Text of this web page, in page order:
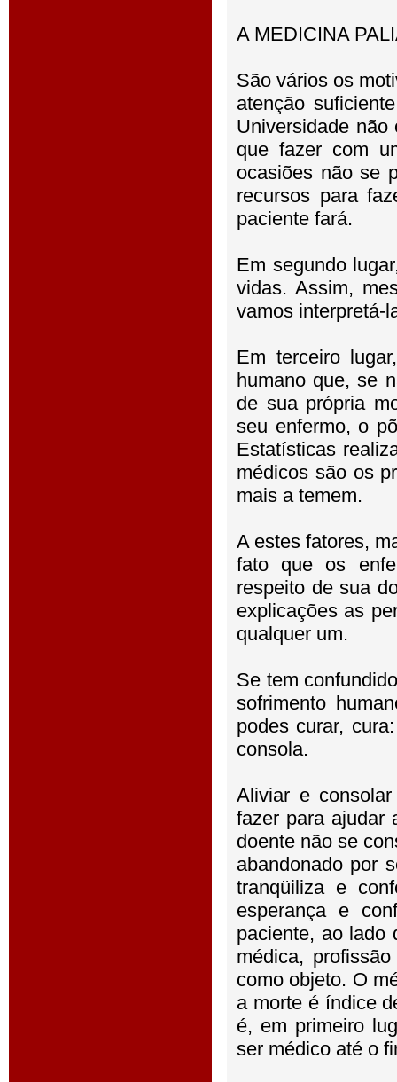
A MEDICINA
São vários os
atenção
Universidade
que fazer com
ocasiões não se
recursos para
paciente fará.
Em segundo
vidas. Assim,
vamos interpretá-
Em terceiro
humano que, se
de sua própria
seu enfermo, o
Estatísticas
médicos são os
mais a temem.
A estes fatores,
fato que os
respeito de sua
explicações as
qualquer um.
Se tem
sofrimento
podes curar,
consola.
Aliviar e
fazer para ajudar
doente não se
abandonado por
tranqüiliza e
esperança e
paciente, ao lado
médica,
como objeto. O
a morte é índice
é, em primeiro
ser médico até o